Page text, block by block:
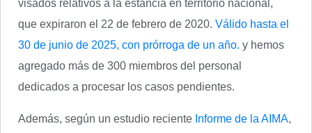
visados relativos a la estancia en territorio nacional,
que expiraron el 22 de febrero de 2020. Válido hasta el
30 de junio de 2025, con prórroga de un año. y hemos
agregado más de 300 miembros del personal
dedicados a procesar los casos pendientes.
Además, según un estudio reciente Informe de la AIMA,